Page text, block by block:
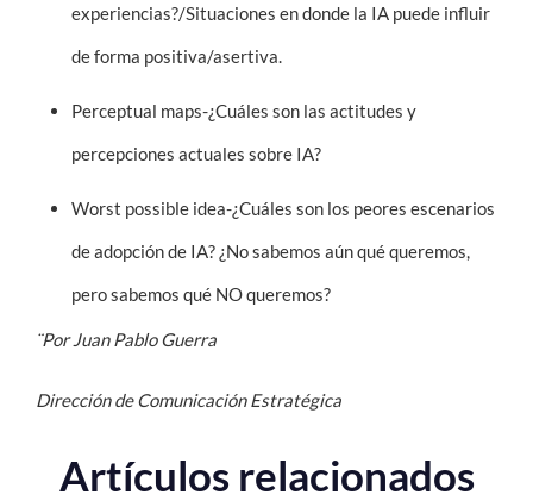
experiencias?/Situaciones en donde la IA puede influir
de forma positiva/asertiva.
Perceptual maps-¿Cuáles son las actitudes y
percepciones actuales sobre IA?
Worst possible idea-¿Cuáles son los peores escenarios
de adopción de IA? ¿No sabemos aún qué queremos,
pero sabemos qué NO queremos?
¨Por Juan Pablo Guerra
Dirección de Comunicación Estratégica
Artículos relacionados